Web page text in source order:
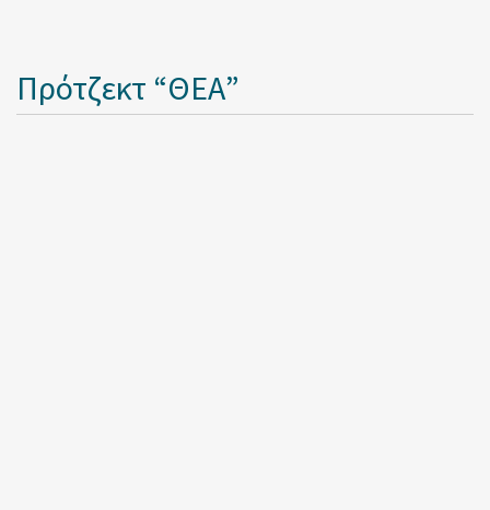
Πρότζεκτ “ΘΕΑ”